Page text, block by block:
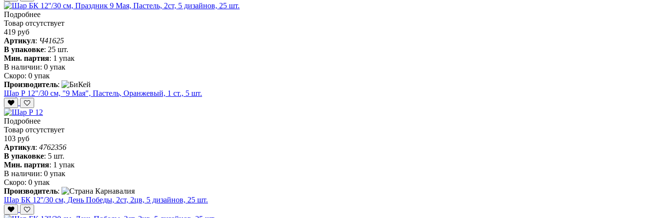
Подробнее
Товар отсутствует
419 руб
Артикул: Ч41625
В упаковке: 25 шт.
Мин. партия: 1 упак
В наличии: 0 упак
Скоро: 0 упак
Производитель:
Шар Р 12"/30 см, "9 Мая", Пастель, Оранжевый, 1 ст., 5 шт.
Подробнее
Товар отсутствует
103 руб
Артикул: 4762356
В упаковке: 5 шт.
Мин. партия: 1 упак
В наличии: 0 упак
Скоро: 0 упак
Производитель:
Шар БК 12''/30 см, День Победы, 2ст, 2цв, 5 дизайнов, 25 шт.